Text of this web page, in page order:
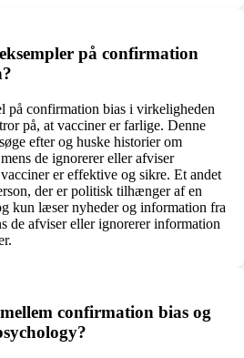
på confirmation
på confirmation bias i virkeligheden
på, at vacciner er farlige. Denne
efter og huske historier om
de ignorerer eller afviser
er effektive og sikre. Et andet
der er politisk tilhænger af en
kun læser nyheder og information fra
de afviser eller ignorerer information
confirmation bias og